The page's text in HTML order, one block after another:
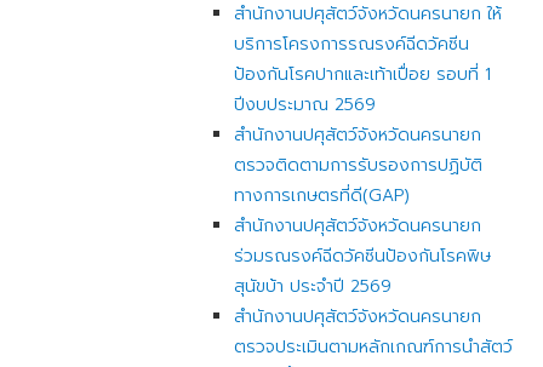
สำนักงานปศุสัตว์จังหวัดนครนายก ให้
บริการโครงการรณรงค์ฉีดวัคซีน
ป้องกันโรคปากและเท้าเปื่อย รอบที่ 1
ปีงบประมาณ 2569
สำนักงานปศุสัตว์จังหวัดนครนายก
ตรวจติดตามการรับรองการปฏิบัติ
ทางการเกษตรที่ดี(GAP)
สำนักงานปศุสัตว์จังหวัดนครนายก
ร่วมรณรงค์ฉีดวัคซีนป้องกันโรคพิษ
สุนัขบ้า ประจำปี 2569
สำนักงานปศุสัตว์จังหวัดนครนายก
ตรวจประเมินตามหลักเกณฑ์การนำสัตว์